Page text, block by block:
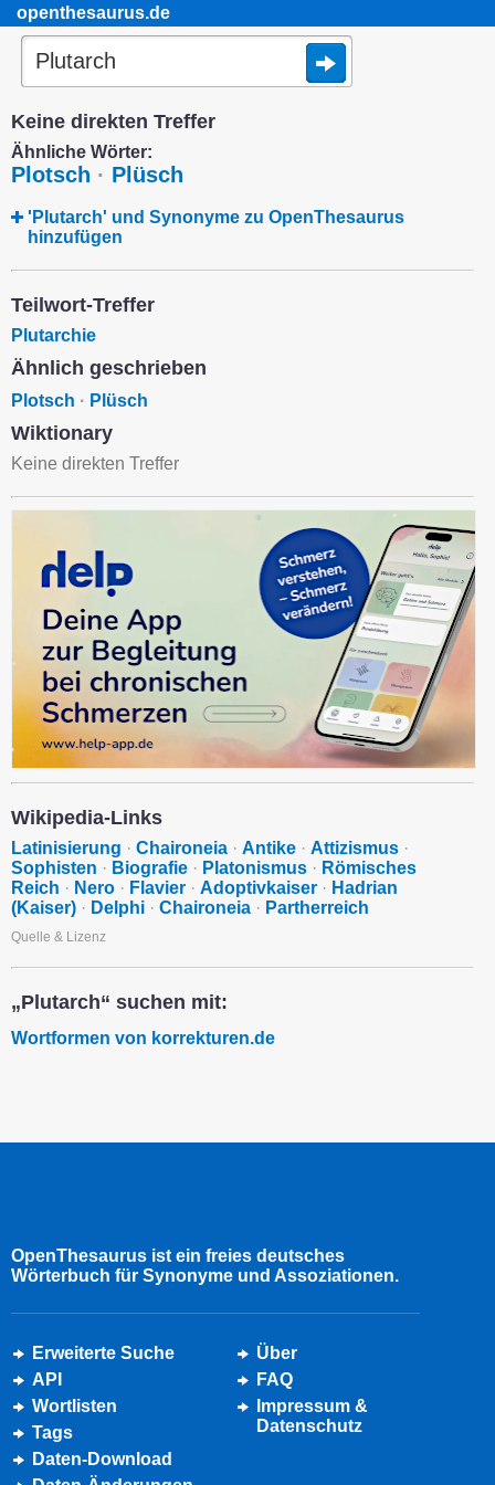
openthesaurus.de
Keine direkten Treffer
Ähnliche Wörter:
Plotsch · Plüsch
'Plutarch' und Synonyme zu OpenThesaurus
hinzufügen
Teilwort-Treffer
Plutarchie
Ähnlich geschrieben
Plotsch · Plüsch
Wiktionary
Keine direkten Treffer
Wikipedia-Links
Latinisierung · Chaironeia · Antike · Attizismus ·
Sophisten · Biografie · Platonismus · Römisches
Reich · Nero · Flavier · Adoptivkaiser · Hadrian
(Kaiser) · Delphi · Chaironeia · Partherreich
Quelle & Lizenz
„Plutarch“ suchen mit:
Wortformen von korrekturen.de
OpenThesaurus ist ein freies deutsches
Wörterbuch für Synonyme und Assoziationen.
Erweiterte Suche
API
Wortlisten
Tags
Daten-Download
Über
FAQ
Impressum &
Datenschutz